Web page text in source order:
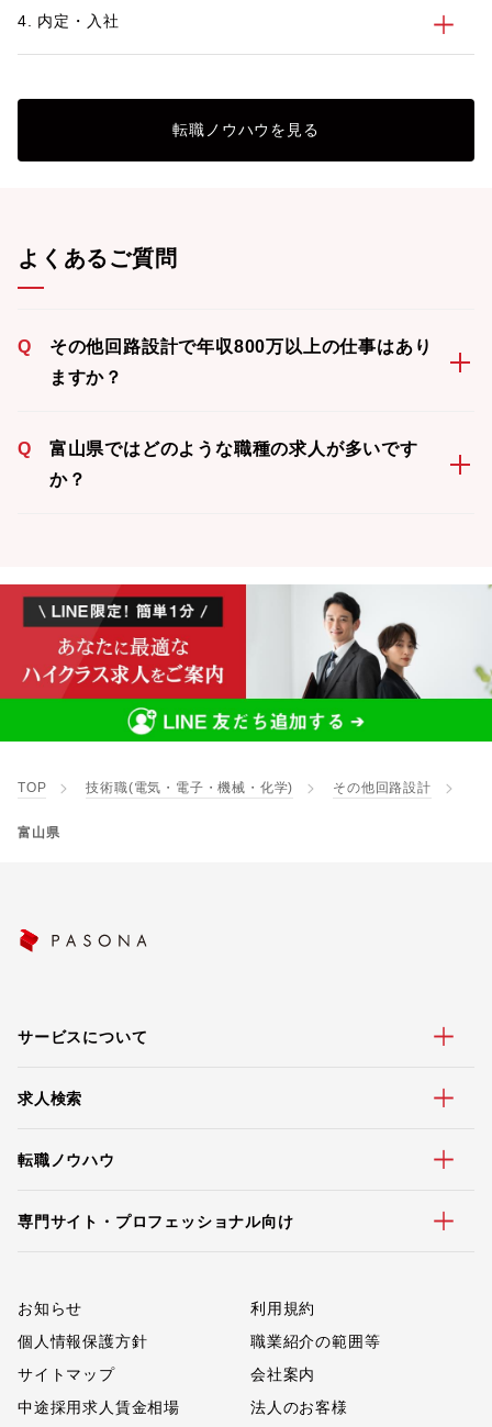
4. 内定・入社
転職ノウハウを見る
よくあるご質問
Q
その他回路設計で年収800万以上の仕事はあり
ますか？
Q
富山県ではどのような職種の求人が多いです
か？
TOP 技術職(電気・電子・機械・化学) その他回路設計
富山県
サービスについて
求人検索
転職ノウハウ
専門サイト・プロフェッショナル向け
お知らせ
利用規約
個人情報保護方針
職業紹介の範囲等
サイトマップ
会社案内
中途採用求人賃金相場
法人のお客様